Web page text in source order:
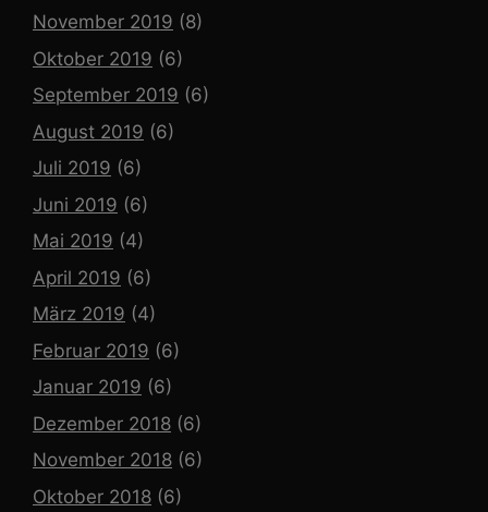
November 2019 (8)
Oktober 2019 (6)
September 2019 (6)
August 2019 (6)
Juli 2019 (6)
Juni 2019 (6)
Mai 2019 (4)
April 2019 (6)
März 2019 (4)
Februar 2019 (6)
Januar 2019 (6)
Dezember 2018 (6)
November 2018 (6)
Oktober 2018 (6)